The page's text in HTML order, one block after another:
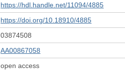
https://hdl.handle.net/11094/4885
https://doi.org/10.18910/4885
03874508
AA00867058
open access